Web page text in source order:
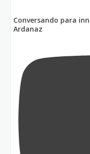
Conversando para
Ardanaz